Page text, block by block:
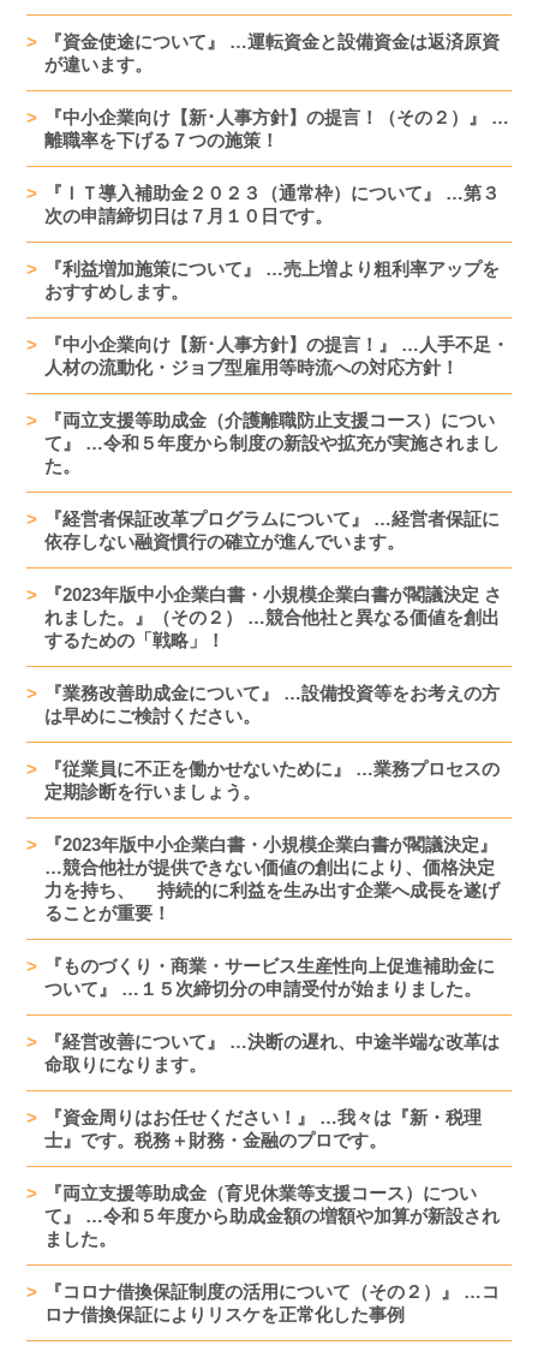
『資金使途について』 …運転資金と設備資金は返済原資
が違います。
『中小企業向け【新･人事方針】の提言！（その２）』 …
離職率を下げる７つの施策！
『ＩＴ導入補助金２０２３（通常枠）について』 …第３
次の申請締切日は７月１０日です。
『利益増加施策について』 …売上増より粗利率アップを
おすすめします。
『中小企業向け【新･人事方針】の提言！』 …人手不足・
人材の流動化・ジョブ型雇用等時流への対応方針！
『両立支援等助成金（介護離職防止支援コース）につい
て』 …令和５年度から制度の新設や拡充が実施されまし
た。
『経営者保証改革プログラムについて』 …経営者保証に
依存しない融資慣行の確立が進んでいます。
『2023年版中小企業白書・小規模企業白書が閣議決定 さ
れました。』（その２） …競合他社と異なる価値を創出
するための「戦略」！
『業務改善助成金について』 …設備投資等をお考えの方
は早めにご検討ください。
『従業員に不正を働かせないために』 …業務プロセスの
定期診断を行いましょう。
『2023年版中小企業白書・小規模企業白書が閣議決定』
…競合他社が提供できない価値の創出により、価格決定
力を持ち、 持続的に利益を生み出す企業へ成長を遂げ
ることが重要！
『ものづくり・商業・サービス生産性向上促進補助金に
ついて』 …１５次締切分の申請受付が始まりました。
『経営改善について』 …決断の遅れ、中途半端な改革は
命取りになります。
『資金周りはお任せください！』 …我々は『新・税理
士』です。税務＋財務・金融のプロです。
『両立支援等助成金（育児休業等支援コース）につい
て』 …令和５年度から助成金額の増額や加算が新設され
ました。
『コロナ借換保証制度の活用について（その２）』 …コ
ロナ借換保証によりリスケを正常化した事例